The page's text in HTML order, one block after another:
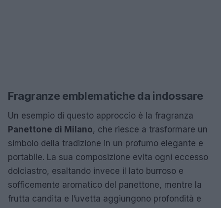
Fragranze emblematiche da indossare
Un esempio di questo approccio è la fragranza
Panettone di Milano, che riesce a trasformare un
simbolo della tradizione in un profumo elegante e
portabile. La sua composizione evita ogni eccesso
dolciastro, esaltando invece il lato burroso e
sofficemente aromatico del panettone, mentre la
frutta candita e l’uvetta aggiungono profondità e